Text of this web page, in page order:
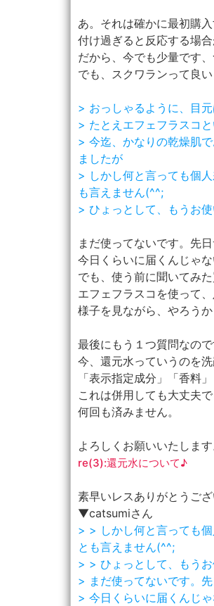
あ。それは確かに最初購
付け過ぎると反応する場合
だから、今でも少量です、
でも、スクワランって良
> おっしゃるように、目
> たとえエフェフラスコ
> 今迄、かなりの乾燥肌
ましたが
> しかし何と言っても個
も言えません(^^;
> ひょっとして、もうお
まだ使ってないです。先
今日くらいに届くんじゃな
でも、使う前に聞いてみ
エフェフラスコを使って
様子を見ながら、やろうか
最後にもう１つ質問なので
今、還元水っていうのを
「表示指定成分」「香料
これは併用しても大丈夫
何回も済みません。
よろしくお願いいたします
re(3):還元水について♪
素早いレスありがとうござ
▼catsumiさん
> > しかし何と言っても
とも言えません(^^;
> > ひょっとして、もう
> まだ使ってないです。
> 今日くらいに届くんじゃ